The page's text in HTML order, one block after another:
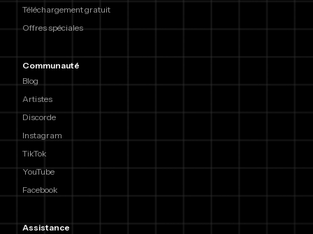
Téléchargement gratuit
Offres spéciales
Communauté
Blog
Artistes
Discorde
Instagram
TikTok
YouTube
Facebook
Assistance